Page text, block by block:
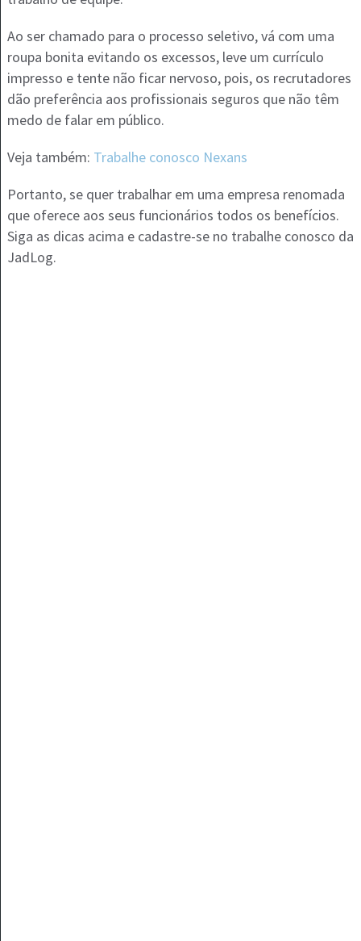
Ao ser chamado para o processo seletivo, vá com uma
roupa bonita evitando os excessos, leve um currículo
impresso e tente não ficar nervoso, pois, os recrutadores
dão preferência aos profissionais seguros que não têm
medo de falar em público.
Veja também: Trabalhe conosco Nexans
Portanto, se quer trabalhar em uma empresa renomada
que oferece aos seus funcionários todos os benefícios.
Siga as dicas acima e cadastre-se no trabalhe conosco da
JadLog.